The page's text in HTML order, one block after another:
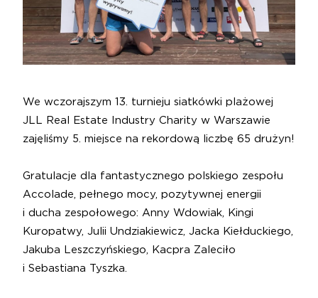
We wczorajszym 13. turnieju siatkówki plażowej
JLL Real Estate Industry Charity w Warszawie
zajęliśmy 5. miejsce na rekordową liczbę 65 drużyn!
Gratulacje dla fantastycznego polskiego zespołu
Accolade, pełnego mocy, pozytywnej energii
i ducha zespołowego: Anny Wdowiak, Kingi
Kuropatwy, Julii Undziakiewicz, Jacka Kiełduckiego,
Jakuba Leszczyńskiego, Kacpra Zaleciło
i Sebastiana Tyszka.